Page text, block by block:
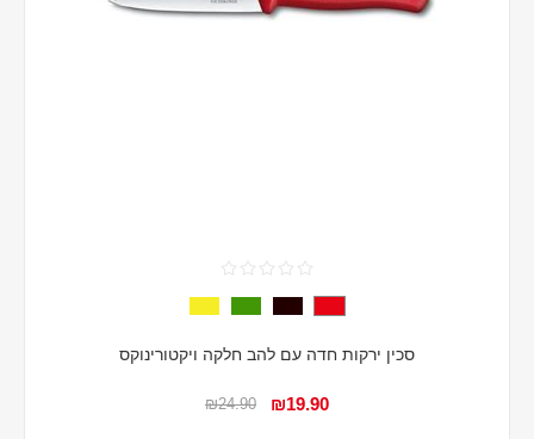
סכין ירקות חדה עם להב חלקה ויקטורינוקס
₪19.90
₪24.90